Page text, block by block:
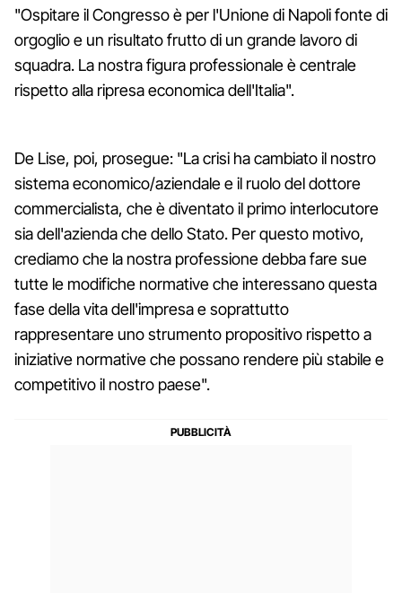
"Ospitare il Congresso è per l'Unione di Napoli fonte di
orgoglio e un risultato frutto di un grande lavoro di
squadra. La nostra figura professionale è centrale
rispetto alla ripresa economica dell'Italia".
De Lise, poi, prosegue: "La crisi ha cambiato il nostro
sistema economico/aziendale e il ruolo del dottore
commercialista, che è diventato il primo interlocutore
sia dell'azienda che dello Stato. Per questo motivo,
crediamo che la nostra professione debba fare sue
tutte le modifiche normative che interessano questa
fase della vita dell'impresa e soprattutto
rappresentare uno strumento propositivo rispetto a
iniziative normative che possano rendere più stabile e
competitivo il nostro paese".